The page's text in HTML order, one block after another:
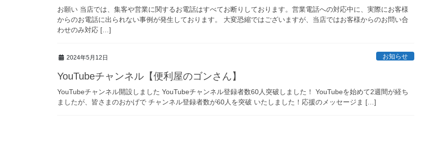
お願い 当店では、集客や営業に関するお電話はすべてお断りしております。営業電話への対応中に、実際にお客様
からのお電話に出られない事例が発生しております。 大変恐縮ではございますが、当店ではお客様からのお問い合
わせのみ対応 […]
2024年5月12日 お知らせ
YouTubeチャンネル【便利屋のゴンさん】
YouTubeチャンネル開設しました YouTubeチャンネル登録者数60人突破しました！ YouTubeを始めて2週間が経ち
ましたが、皆さまのおかげで チャンネル登録者数が60人を突破 いたしました！応援のメッセージま […]